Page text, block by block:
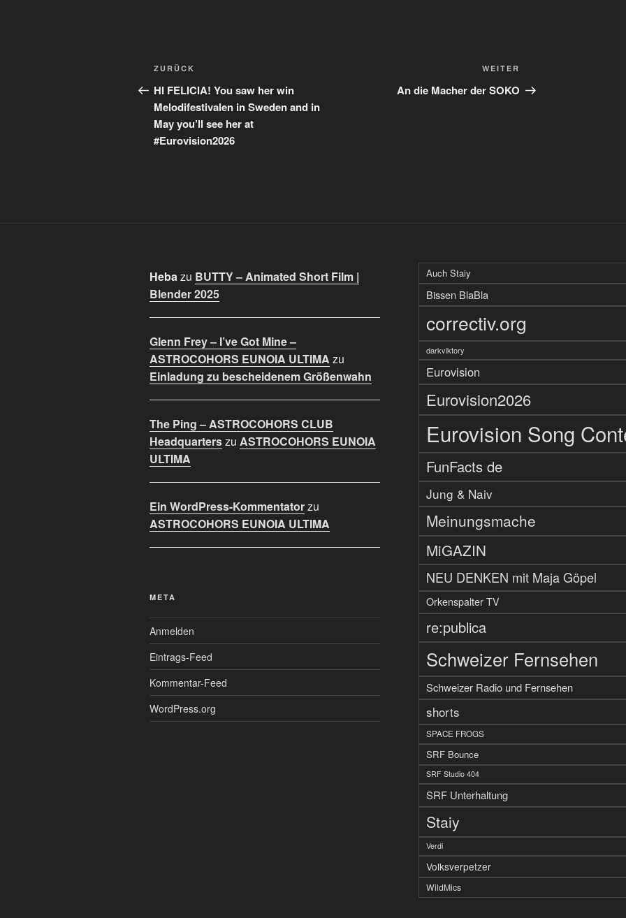
Beitragsnavigation
Vorheriger
Beitrag
ZURÜCK
HI FELICIA! You saw her win
Melodifestivalen in Sweden and in
May you’ll see her at
#Eurovision2026
Beitrag
WEITER
An die Macher der SOKO
Hebazu BUTTY – Animated Short Film |
Blender 2025
Glenn Frey – I’ve Got Mine –
ASTROCOHORS EUNOIA ULTIMA zu
Einladung zu bescheidenem Größenwahn
The Ping – ASTROCOHORS CLUB
Headquarterszu ASTROCOHORS EUNOIA
ULTIMA
Ein WordPress-Kommentatorzu
ASTROCOHORS EUNOIA ULTIMA
META
Anmelden
Eintrags-Feed
Kommentar-Feed
WordPress.org
Auch Staiy
Bissen BlaBla
correctiv.org
darkviktory
Eurovision
Eurovision2026
Eurovision Song
FunFacts de
Jung & Naiv
Meinungsmache
MiGAZIN
NEU DENKEN mit Maja Göpel
Orkenspalter TV
re:publica
Schweizer Fernsehen
Schweizer Radio und Fernsehen
shorts
SPACE FROGS
SRF Bounce
SRF Studio 404
SRF Unterhaltung
Staiy
Verdi
Volksverpetzer
WildMics